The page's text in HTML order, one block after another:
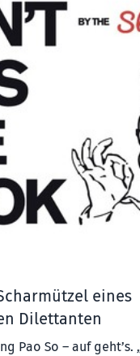
eines
Dilettanten
Pao So – auf geht’s.